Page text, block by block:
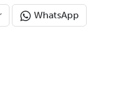
WhatsApp